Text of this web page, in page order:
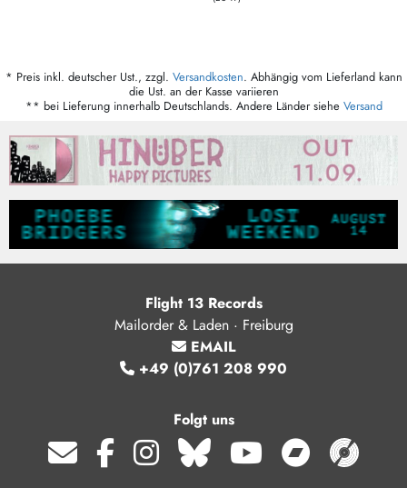
* Preis inkl. deutscher Ust., zzgl. Versandkosten. Abhängig vom Lieferland kann
die Ust. an der Kasse variieren
** bei Lieferung innerhalb Deutschlands. Andere Länder siehe Versand
Flight 13 Records
Mailorder & Laden · Freiburg
EMAIL
+49 (0)761 208 990
Folgt uns